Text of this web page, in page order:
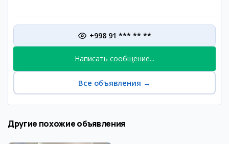
+998 91 *** ** **
Написать сообщение...
Все объявления →
Другие похожие объявления